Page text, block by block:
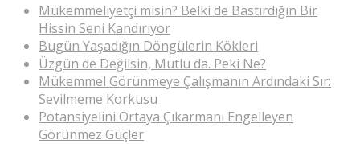
Mükemmeliyetçi misin? Belki de Bastırdığın Bir
Hissin Seni Kandırıyor
Bugün Yaşadığın Döngülerin Kökleri
Üzgün de Değilsin, Mutlu da. Peki Ne?
Mükemmel Görünmeye Çalışmanın Ardındaki Sır:
Sevilmeme Korkusu
Potansiyelini Ortaya Çıkarmanı Engelleyen
Görünmez Güçler